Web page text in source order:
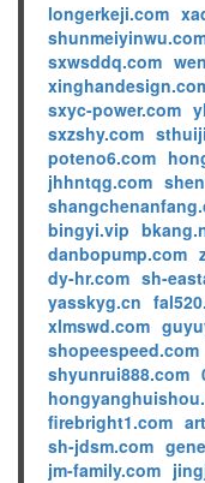
longerkeji.com
sxwsddq.com
sxyc-power.com
sxzshy.com
poteno6.com
jhhntqg.com
bingyi.vip
danbopump.com
dy-hr.com sh-
yasskyg.cn
xlmswd.com
shopeespeed.com
shyunrui888.com
firebright1.com
sh-jdsm.com
jm-family.com